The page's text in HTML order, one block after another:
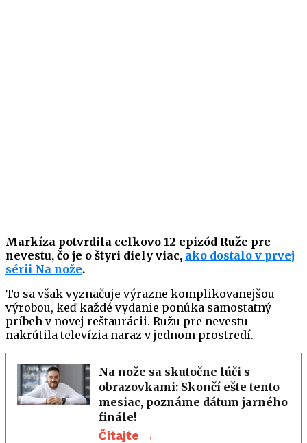
Markíza potvrdila celkovo 12 epizód Ruže pre
nevestu, čo je o štyri diely viac, ako dostalo v prvej
sérii Na nože.
To sa však vyznačuje výrazne komplikovanejšou
výrobou, keď každé vydanie ponúka samostatný
príbeh v novej reštaurácii. Ružu pre nevestu
nakrútila televízia naraz v jednom prostredí.
Na nože sa skutočne lúči s
obrazovkami: Skončí ešte tento
mesiac, poznáme dátum jarného
finále!
Čítajte →